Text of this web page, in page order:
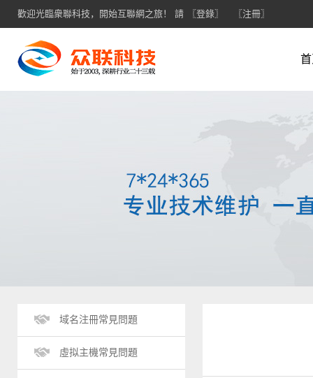
歡迎光臨衆聯科技，開始互聯網之旅！ 請 〖登錄〗 〖注冊〗
域名注冊常見問題
虛拟主機常見問題